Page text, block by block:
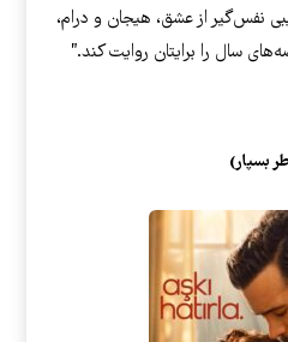
نفس‌گیر از عشق، هیجان و درام،
سال را برایتان روایت کند.”